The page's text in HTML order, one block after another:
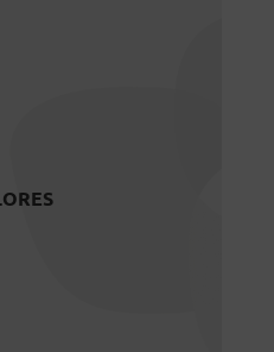
Compromiso,